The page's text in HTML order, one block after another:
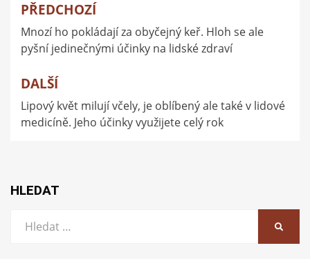
Navigace
pro
příspěvek
PŘEDCHOZÍ
Mnozí ho pokládají za obyčejný keř. Hloh se ale
pyšní jedinečnými účinky na lidské zdraví
DALŠÍ
Lipový květ milují včely, je oblíbený ale také v lidové
medicíně. Jeho účinky využijete celý rok
HLEDAT